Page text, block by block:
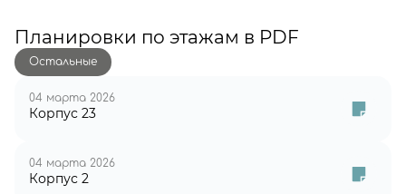
Планировки по этажам в PDF
Остальные
04 марта 2026
Корпус 23
04 марта 2026
Корпус 2